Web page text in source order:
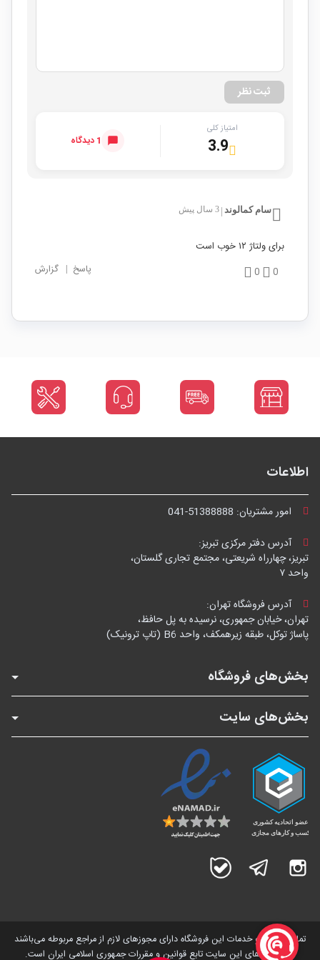
ثبت نظر
امتیاز کلی
3.9 1 دیدگاه
سام کمالوند 3 سال پیش
برای ولتاژ ۱۲ خوب است
0
0 پاسخ | گزارش
اطلاعات
امور مشتریان: 041-51388888
آدرس دفتر مرکزی تبریز:
تبریز، چهارراه شریعتی، مجتمع تجاری گلستان،
واحد ۷
آدرس فروشگاه تهران:
تهران، خیابان جمهوری، نرسیده به پل حافظ،
پاساژ توکل، طبقه زیرهمکف، واحد B6 (تاپ ترونیک)
بخش‌های فروشگاه
بخش‌های سایت
اینستاگرام تلگرام
تمامی کالاها و خدمات این فروشگاه دارای مجوز‌های لازم از مراجع مربوطه می‌باشند
و فعالیت های این سایت تابع قوانین و مقررات جمهوری اسلامی ایران است.